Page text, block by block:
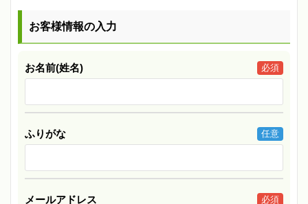
お客様情報の入力
お名前(姓名) 必須
ふりがな 任意
メールアドレス 必須